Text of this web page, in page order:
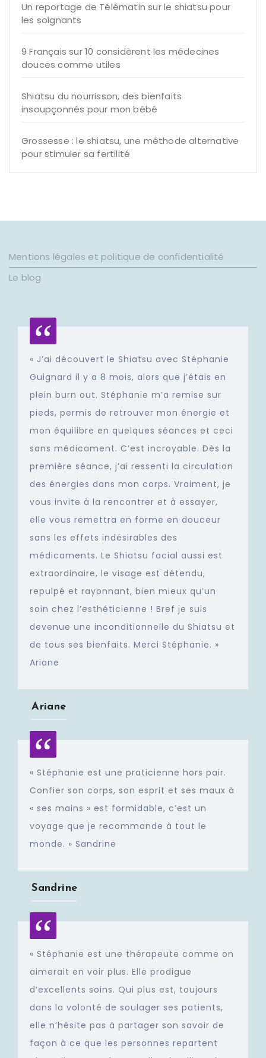
Un reportage de Télématin sur le shiatsu pour
les soignants
9 Français sur 10 considèrent les médecines
douces comme utiles
Shiatsu du nourrisson, des bienfaits
insoupçonnés pour mon bébé
Grossesse : le shiatsu, une méthode alternative
pour stimuler sa fertilité
Mentions légales et politique de confidentialité
Le blog
« J’ai découvert le Shiatsu avec Stéphanie
Guignard il y a 8 mois, alors que j’étais en
plein burn out. Stéphanie m’a remise sur
pieds, permis de retrouver mon énergie et
mon équilibre en quelques séances et ceci
sans médicament. C’est incroyable. Dès la
première séance, j’ai ressenti la circulation
des énergies dans mon corps. Vraiment, je
vous invite à la rencontrer et à essayer,
elle vous remettra en forme en douceur
sans les effets indésirables des
médicaments. Le Shiatsu facial aussi est
extraordinaire, le visage est détendu,
repulpé et rayonnant, bien mieux qu’un
soin chez l’esthéticienne ! Bref je suis
devenue une inconditionnelle du Shiatsu et
de tous ses bienfaits. Merci Stéphanie. »
Ariane
Ariane
« Stéphanie est une praticienne hors pair.
Confier son corps, son esprit et ses maux à
« ses mains » est formidable, c’est un
voyage que je recommande à tout le
monde. » Sandrine
Sandrine
« Stéphanie est une thérapeute comme on
aimerait en voir plus. Elle prodigue
d’excellents soins. Qui plus est, toujours
dans la volonté de soulager ses patients,
elle n’hésite pas à partager son savoir de
façon à ce que les personnes repartent